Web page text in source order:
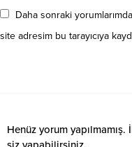
Daha sonraki
site adresim bu tarayıcıya
Henüz yorum yapılmamış.